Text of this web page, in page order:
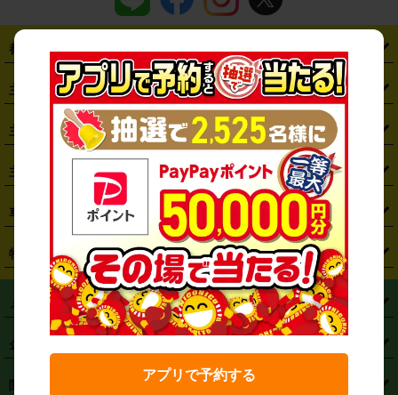
都道府県から探す
・ 北海道 ・青森県 ・岩手県 ・宮城県 ・秋田県 ・山形県
・東京都 ・神奈川県 ・埼玉県 ・千葉県 ・茨城県
・ 栃木県 ・群馬県 ・山梨県 ・愛知県 ・静岡県 ・岐阜県
・ 新潟県 富山県 ・石川県 ・福井県 ・大阪府
京都府 滋賀県 ・和歌山県 ・ 奈良県 ・三重県
・島根県 ・岡山県 ・広島県 ・山口県 ・徳島県
香川県 ・愛媛県 ・高知県 ・福岡県 ・佐賀県 ・長崎県
熊本県 ・大分県 ・宮崎県 ・鹿児島県 ・沖縄県
主要駅から探す
・ 札幌駅 ・仙台駅 ・新宿駅 ・池袋駅 ・渋谷駅 ・東京駅
・川崎駅 ・大宮駅 ・西船橋駅 ・柏駅 ・名古屋駅
・ 難波駅 三宮駅 ・京都駅 ・ 広島駅 ・博多駅
・ 那覇空港駅
主要空港から探す
・ 新千歳空港 仙台空港
・羽田空港
・ 中部国際空港セントレア ・ 関西国際空港
・ 大阪国際空港（伊丹空港） ・神戸空港
・ 岡山空港 ・徳島空港
・ 福岡空港 ・鹿児島空港
・
主要都市から探す
・仙台市
・さいたま市
・ 横浜市 ・川崎市
相模原市 ・新潟市
静岡市 ・浜松市
・ 名古屋市 ・京都市
・ 堺市
車種から探す
・コンパクトカー ・ステーションワゴン・セダン
ミニバン・ワンボックス ・ 高級ミニバン・ワンボックス
・ 軽トラック・商用バン
トラック・バン (タウンエースバン、ライトエースバン等)
(ハイエースバン・キャラバン等)
特徴から探す
ハイブリッド ・宅配レンタカー ・ETCカードレンタル
・ 長期レンタル ・深夜時間帯レンタル ・免責補償プラス
・
・ 国際運転免許証 ・営業時間外返却サービス
メニュー
トップページ ・はじめての方へ ・ご利用案内
・ 予約から返却まで
企業情報
・ ニュース ・フランチャイズ募集
関連サービス
アプリで予約する